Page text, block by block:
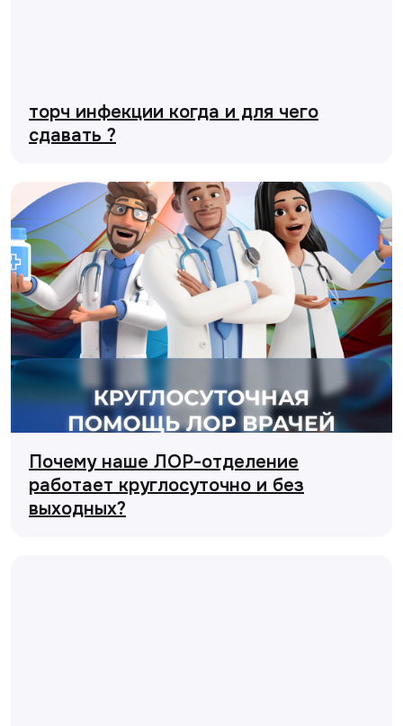
торч инфекции когда и для чего
сдавать ?
Почему наше ЛОР-отделение
работает круглосуточно и без
выходных?